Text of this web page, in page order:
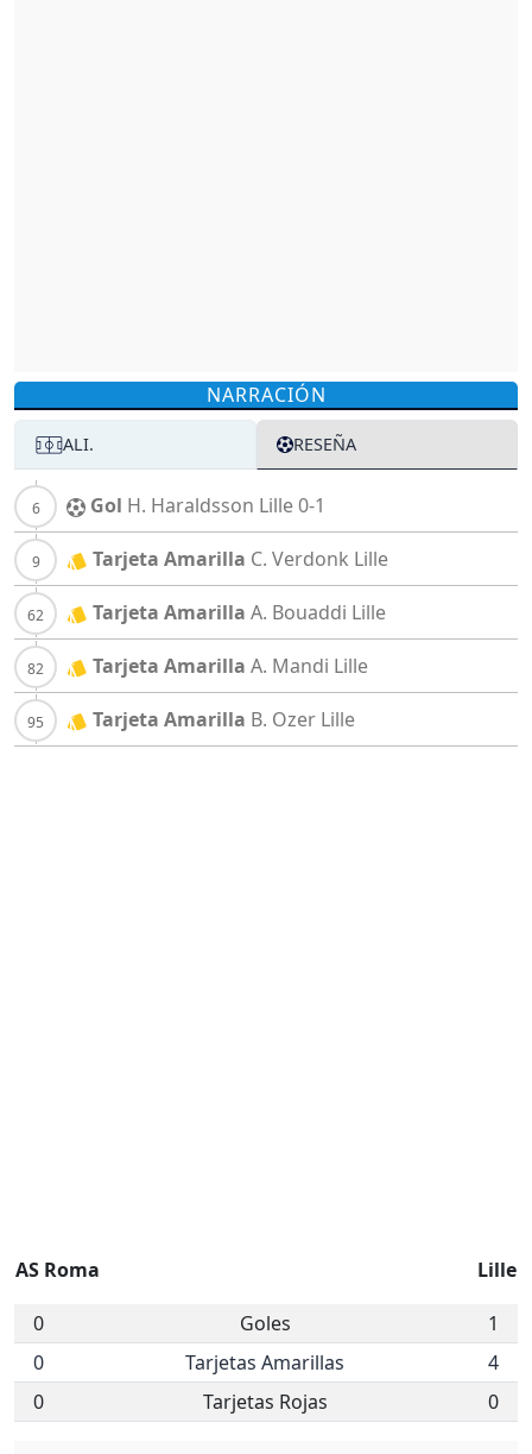
NARRACIÓN
ALI. RESEÑA
Gol H. Haraldsson Lille0-1
Tarjeta Amarilla C. Verdonk Lille
Tarjeta Amarilla A. Bouaddi Lille
Tarjeta Amarilla A. Mandi Lille
Tarjeta Amarilla B. Ozer Lille
AS Roma Lille
0 Goles
1
0
Tarjetas Amarillas
4
0
Tarjetas Rojas 0